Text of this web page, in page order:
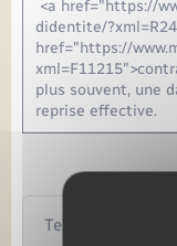
<a href="https://
didentite/
href="https://
plus souvent, une
reprise effective.
Textes de